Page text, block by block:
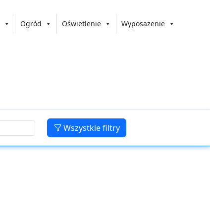
Ogród Oświetlenie Wyposażenie
Wszystkie filtry